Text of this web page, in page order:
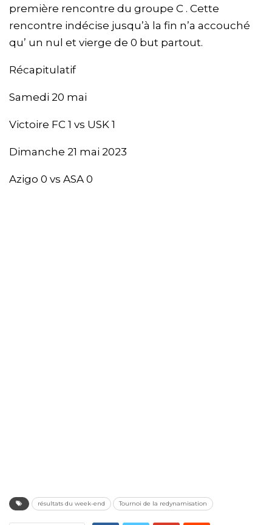
première rencontre du groupe C . Cette
rencontre indécise jusqu’à la fin n’a accouché
qu’ un nul et vierge de 0 but partout.
Récapitulatif
Samedi 20 mai
Victoire FC 1 vs USK 1
Dimanche 21 mai 2023
Azigo 0 vs ASA 0
résultats du week-end Tournoi de la redynamisation